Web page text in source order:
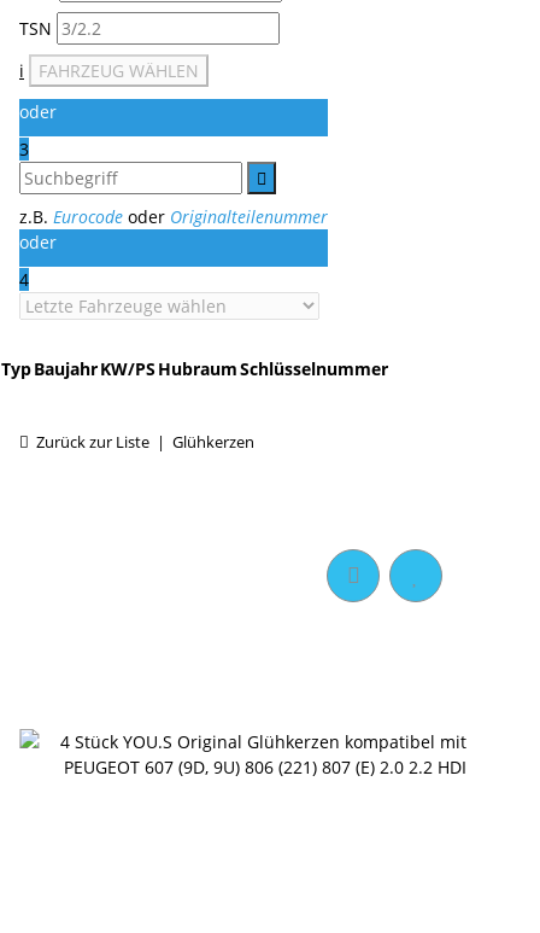
TSN
i
FAHRZEUG WÄHLEN
oder
3
z.B. Eurocode oder Originalteilenummer
oder
4
TypBaujahrKW/PS HubraumSchlüsselnummer
Zurück zur Liste Glühkerzen